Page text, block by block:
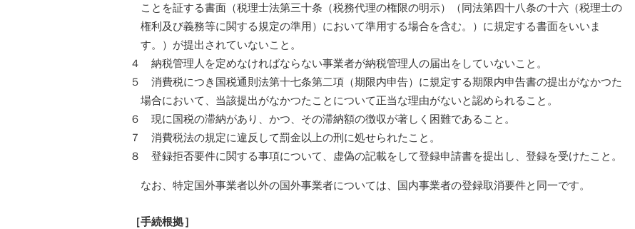
ことを証する書面（税理士法第三十条（税務代理の権限の明示）（同法第四十八条の十六（税理士の
権利及び義務等に関する規定の準用）において準用する場合を含む。）に規定する書面をいいま
す。）が提出されていないこと。
４ 納税管理人を定めなければならない事業者が納税管理人の届出をしていないこと。
５ 消費税につき国税通則法第十七条第二項（期限内申告）に規定する期限内申告書の提出がなかつた
場合において、当該提出がなかつたことについて正当な理由がないと認められること。
６ 現に国税の滞納があり、かつ、その滞納額の徴収が著しく困難であること。
７ 消費税法の規定に違反して罰金以上の刑に処せられたこと。
８ 登録拒否要件に関する事項について、虚偽の記載をして登録申請書を提出し、登録を受けたこと。
なお、特定国外事業者以外の国外事業者については、国内事業者の登録取消要件と同一です。
［手続根拠］